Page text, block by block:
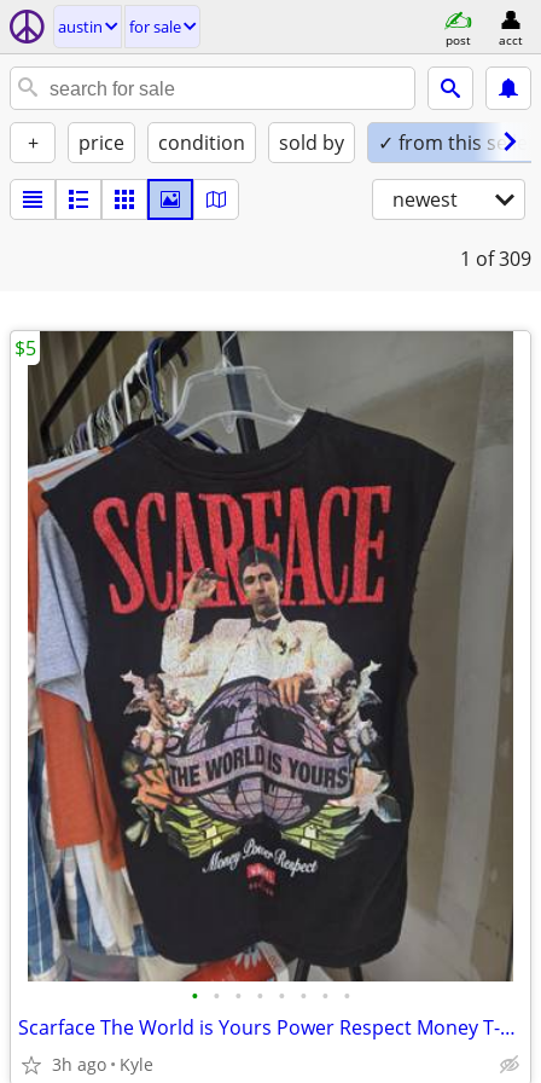
austin for sale
post acct
+ price condition sold by ✓ from this seller
newest
1 of 309
• • • • • • • •
Scarface The World is Yours Power Respect Money T-Shirt
3h ago Kyle
$5